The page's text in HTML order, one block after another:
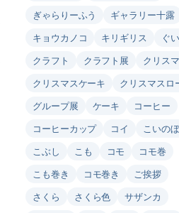
ぎゃらりーふう
ギャラリー十露
キョウカノコ
キリギリス
ぐ
クラフト
クラフト展
クリス
クリスマスケーキ
クリスマスロ
グループ展
ケーキ
コーヒー
コーヒーカップ
コイ
こいの
こぶし
こも コモ
コモ巻
こも巻き
コモ巻き
ご挨拶
さくら
さくら色
サザンカ